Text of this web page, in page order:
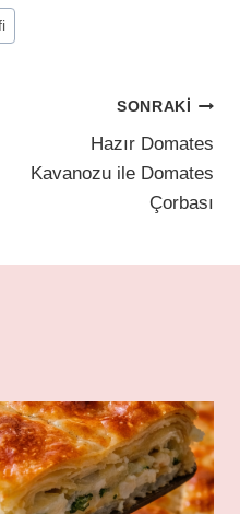
SONRAKI
Hazır Domates
Kavanozu ile Domates
Çorbası